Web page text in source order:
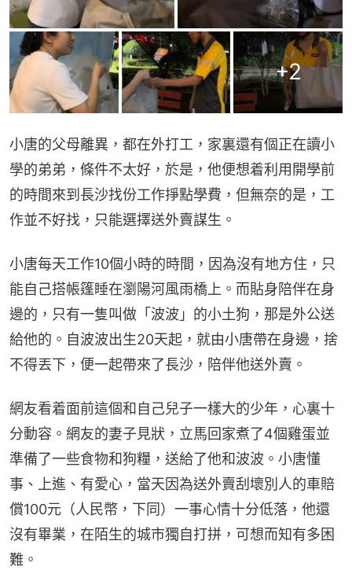
+2
小唐的父母離異，都在外打工，家裏還有個正在讀小
學的弟弟，條件不太好，於是，他便想着利用開學前
的時間來到長沙找份工作掙點學費，但無奈的是，工
作並不好找，只能選擇送外賣謀生。
小唐每天工作10個小時的時間，因為沒有地方住，只
能自己搭帳篷睡在瀏陽河風雨橋上。而貼身陪伴在身
邊的，只有一隻叫做「波波」的小土狗，那是外公送
給他的。自波波出生20天起，就由小唐帶在身邊，捨
不得丟下，便一起帶來了長沙，陪伴他送外賣。
網友看着面前這個和自己兒子一樣大的少年，心裏十
分動容。網友的妻子見狀，立馬回家煮了4個雞蛋並
準備了一些食物和狗糧，送給了他和波波。小唐懂
事、上進、有愛心，當天因為送外賣刮壞別人的車賠
償100元（人民幣，下同）一事心情十分低落，他還
沒有畢業，在陌生的城市獨自打拼，可想而知有多困
難。